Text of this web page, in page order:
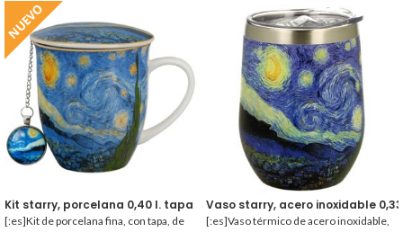
NUEVO
Kit starry, porcelana 0,40 l. tapa + filtro
[:es]Kit de porcelana fina, con tapa, de
Vaso starry, acero inoxidable
[:es]Vaso térmico de acero inoxidable,